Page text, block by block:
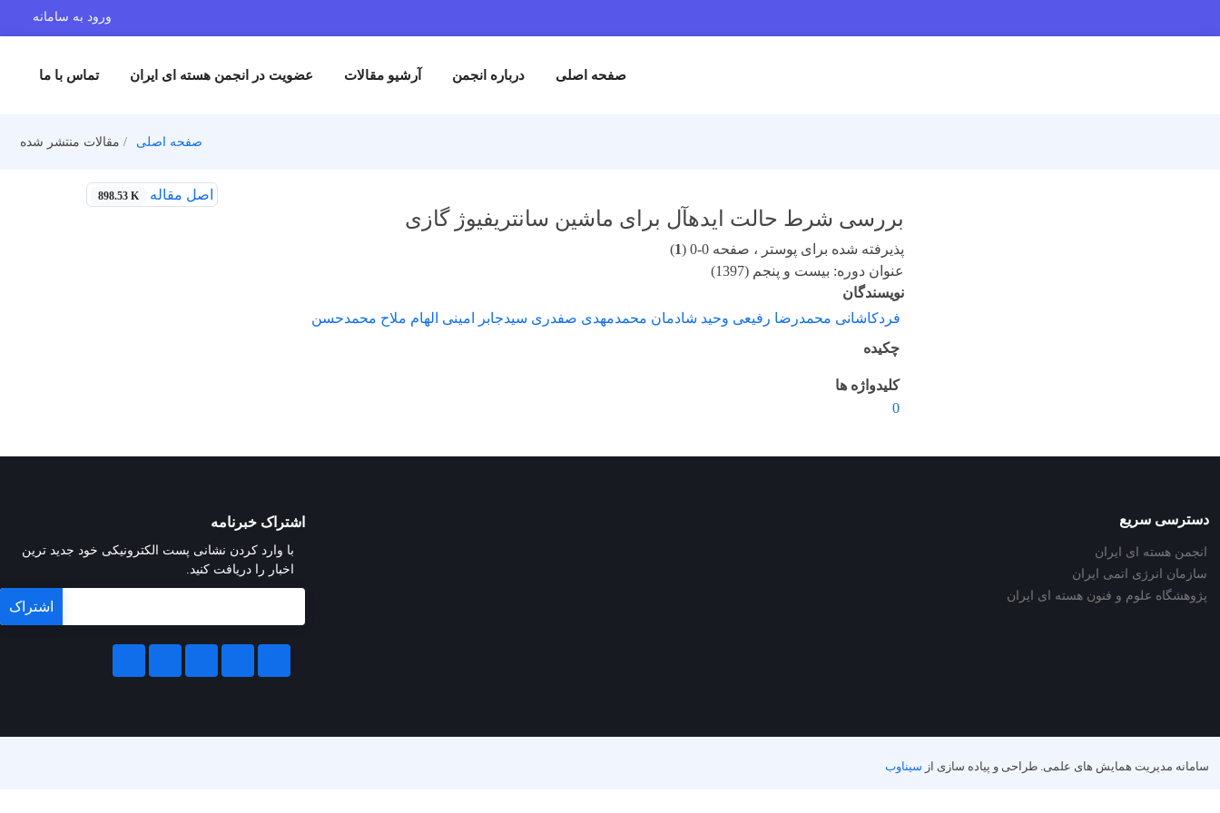
ورود به سامانه
صفحه اصلی درباره انجمن آرشیو مقالات عضویت در انجمن هسته ای ایران تماس با ما
صفحه اصلی مقالات منتشر شده
اصل مقاله 898.53 K
بررسی شرط حالت ایدهآل برای ماشین سانتریفیوژ گازی
پذیرفته شده برای پوستر ، صفحه 0-0 ( 1
)
عنوان دوره: بیست و پنجم (1397)
نویسندگان
فردکاشانی محمدرضا رفیعی وحید شادمان محمدمهدی صفدری سیدجابر امینی الهام ملاح محمدحسن
چکیده
کلیدواژه ها
0
دسترسی سریع
انجمن هسته ای ایران
سازمان انرژی اتمی ایران
پژوهشگاه علوم و فنون هسته ای ایران
اشتراک خبرنامه
با وارد کردن نشانی پست الکترونیکی خود جدید ترین
اخبار را دریافت کنید.
سامانه مدیریت همایش های علمی. طراحی و پیاده سازی از سیناوب